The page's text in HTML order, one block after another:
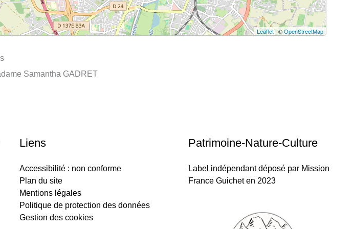
Leaflet| ©OpenStreetMap
Samantha GADRET
Liens
Accessibilité : non conforme
Plan du site
Mentions légales
Politique de protection des données
Gestion des cookies
Patrimoine-Nature-Culture
Label indépendant déposé par Mission
France Guichet en 2023